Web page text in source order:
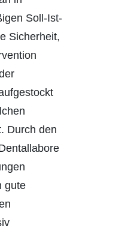
Soll-Ist-
Sicherheit,
Durch den
gute